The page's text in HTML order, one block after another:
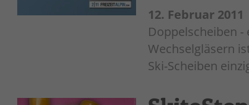
12. Februar 2011
Doppelscheiben
Wechselgläsern
Ski-Scheiben